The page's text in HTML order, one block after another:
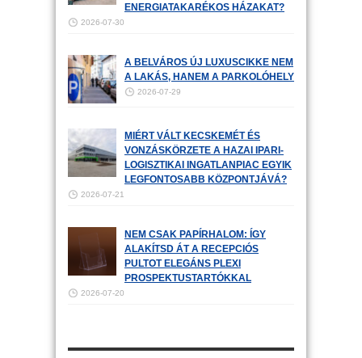
ENERGIATAKARÉKOS HÁZAKAT?
2026-07-30
A BELVÁROS ÚJ LUXUSCIKKE NEM
A LAKÁS, HANEM A PARKOLÓHELY
2026-07-29
MIÉRT VÁLT KECSKEMÉT ÉS
VONZÁSKÖRZETE A HAZAI IPARI-
LOGISZTIKAI INGATLANPIAC EGYIK
LEGFONTOSABB KÖZPONTJÁVÁ?
2026-07-21
NEM CSAK PAPÍRHALOM: ÍGY
ALAKÍTSD ÁT A RECEPCIÓS
PULTOT ELEGÁNS PLEXI
PROSPEKTUSTARTÓKKAL
2026-07-20